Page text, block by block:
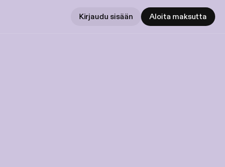
Kirjaudu sisään Aloita maksutta